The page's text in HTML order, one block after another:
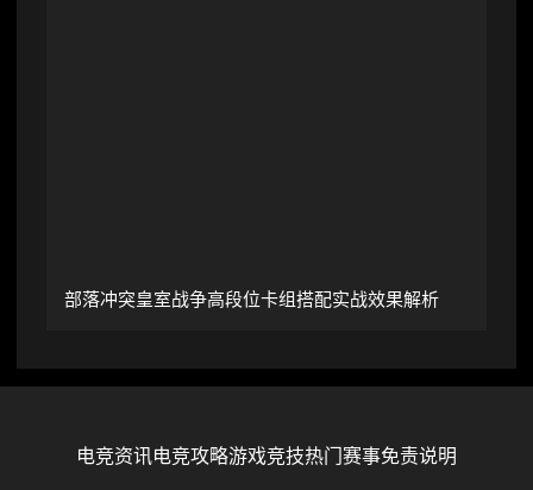
部落冲突皇室战争高段位卡组搭配实战效果解析
电竞资讯电竞攻略游戏竞技热门赛事免责说明